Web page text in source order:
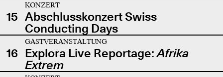
15
KONZERT
Abschlusskonzert Swiss
Conducting Days
16
GASTVERANSTALTUNG
Explora Live Reportage:Afrika
Extrem